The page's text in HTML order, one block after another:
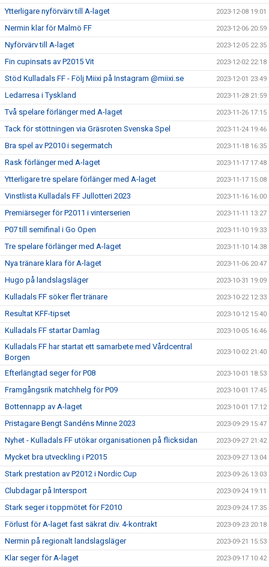
Ytterligare nyförvärv till A-laget 2023-12-08 19:01
Nermin klar för Malmö FF 2023-12-06 20:59
Nyförvärv till A-laget 2023-12-05 22:35
Fin cupinsats av P2015 Vit 2023-12-02 22:18
Stöd Kulladals FF - Följ Miixi på Instagram @miixi.se 2023-12-01 23:49
Ledarresa i Tyskland 2023-11-28 21:59
Två spelare förlänger med A-laget 2023-11-26 17:15
Tack för stöttningen via Gräsroten Svenska Spel 2023-11-24 19:46
Bra spel av P2010 i segermatch 2023-11-18 16:35
Rask förlänger med A-laget 2023-11-17 17:48
Ytterligare tre spelare förlänger med A-laget 2023-11-17 15:08
Vinstlista Kulladals FF Jullotteri 2023 2023-11-16 16:00
Premiärseger för P2011 i vinterserien 2023-11-11 13:27
P07 till semifinal i Go Open 2023-11-10 19:33
Tre spelare förlänger med A-laget 2023-11-10 14:38
Nya tränare klara för A-laget 2023-11-06 20:47
Hugo på landslagsläger 2023-10-31 19:09
Kulladals FF söker fler tränare 2023-10-22 12:33
Resultat KFF-tipset 2023-10-12 15:40
Kulladals FF startar Damlag 2023-10-05 16:46
Kulladals FF har startat ett samarbete med Vårdcentral
Borgen
2023-10-02 21:40
Efterlängtad seger för P08 2023-10-01 18:53
Framgångsrik matchhelg för P09 2023-10-01 17:45
Bottennapp av A-laget 2023-10-01 17:12
Pristagare Bengt Sandéns Minne 2023 2023-09-29 15:47
Nyhet - Kulladals FF utökar organisationen på flicksidan 2023-09-27 21:42
Mycket bra utveckling i P2015 2023-09-27 13:04
Stark prestation av P2012 i Nordic Cup 2023-09-26 13:03
Clubdagar på Intersport 2023-09-24 19:11
Stark seger i toppmötet för F2010 2023-09-24 17:35
Förlust för A-laget fast säkrat div. 4-kontrakt 2023-09-23 20:18
Nermin på regionalt landslagsläger 2023-09-21 15:53
Klar seger för A-laget 2023-09-17 10:42